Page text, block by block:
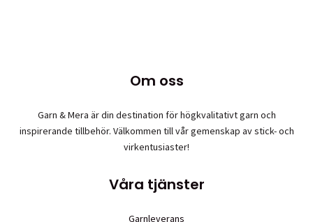
Om oss
Garn & Mera är din destination för högkvalitativt garn och
inspirerande tillbehör. Välkommen till vår gemenskap av stick- och
virkentusiaster!
Våra tjänster
Garnleverans